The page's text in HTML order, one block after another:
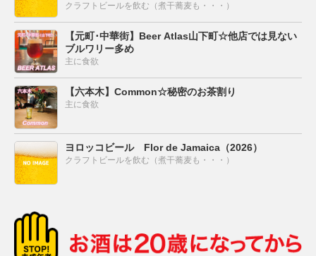
クラフトビールを飲む（煮干蕎麦も・・・）
【元町･中華街】Beer Atlas山下町☆他店では見ない
ブルワリー多め
主に食欲
【六本木】Common☆秘密のお茶割り
主に食欲
ヨロッコビール Flor de Jamaica（2026）
クラフトビールを飲む（煮干蕎麦も・・・）